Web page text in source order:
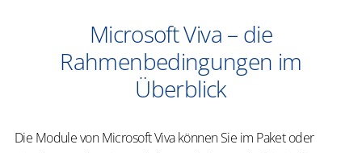
Microsoft Viva – die
Rahmenbedingungen im
Überblick
Die Module von Microsoft Viva können Sie im Paket oder